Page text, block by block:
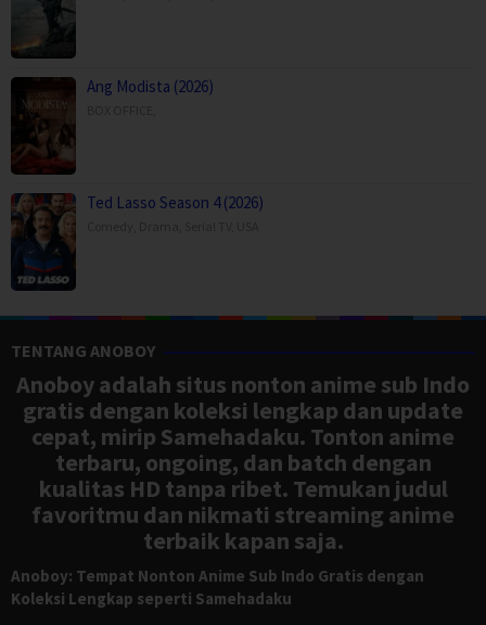
Ang Modista (2026)
Ted Lasso Season 4 (2026)
TENTANG ANOBOY
Anoboy adalah situs nonton anime sub Indo
gratis dengan koleksi lengkap dan update
cepat, mirip Samehadaku. Tonton anime
terbaru, ongoing, dan batch dengan
kualitas HD tanpa ribet. Temukan judul
favoritmu dan nikmati streaming anime
terbaik kapan saja.
Anoboy: Tempat Nonton Anime Sub Indo Gratis dengan
Koleksi Lengkap seperti Samehadaku